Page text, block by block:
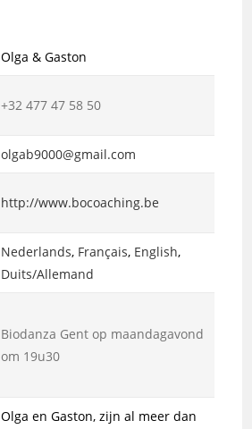
Olga & Gaston
+32 477 47 58 50
olgab9000@gmail.com
http://www.bocoaching.be
Nederlands, Français, English,
Duits/Allemand
Biodanza Gent op maandagavond
om 19u30
Olga en Gaston, zijn al meer dan